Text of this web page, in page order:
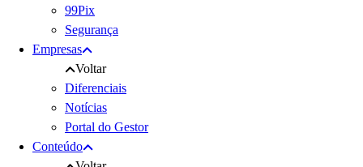
99Pix
Segurança
Empresas
Voltar
Diferenciais
Notícias
Portal do Gestor
Conteúdo